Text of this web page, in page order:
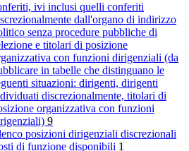
ivi inclusi quelli conferiti
dall'organo di indirizzo
senza procedure pubbliche di
e titolari di posizione
con funzioni dirigenziali (da
in tabelle che distinguano le
situazioni: dirigenti, dirigenti
discrezionalmente, titolari di
organizzativa con funzioni
9
posizioni dirigenziali discrezionali
di funzione disponibili 1